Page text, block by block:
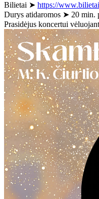
Bilietai ➤ https://
Durys atidaromos ➤ 20 min.
Prasidėjus koncertui